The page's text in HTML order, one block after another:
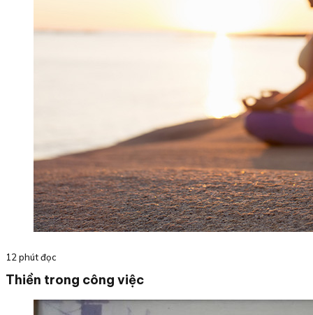
12 phút đọc
Thiền trong công việc